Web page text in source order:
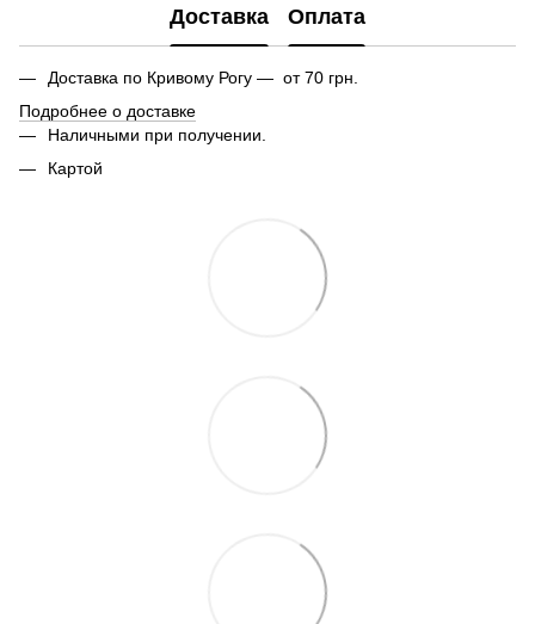
Доставка Оплата
Доставка по Кривому Рогу — от 70 грн.
Подробнее о доставке
Наличными при получении.
Картой